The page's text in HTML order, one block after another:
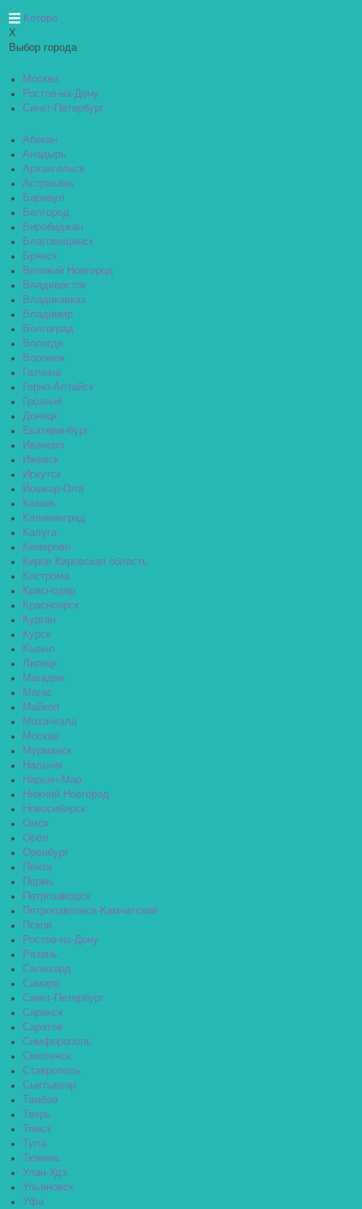
Котово
X
Выбор города
Москва
Ростов-на-Дону
Санкт-Петербург
Абакан
Анадырь
Архангельск
Астрахань
Барнаул
Белгород
Биробиджан
Благовещенск
Брянск
Великий Новгород
Владивосток
Владикавказ
Владимир
Волгоград
Вологда
Воронеж
Гатчина
Горно-Алтайск
Грозный
Донецк
Екатеринбург
Иваново
Ижевск
Иркутск
Йошкар-Ола
Казань
Калининград
Калуга
Кемерово
Киров Кировская область
Кострома
Краснодар
Красноярск
Курган
Курск
Кызыл
Липецк
Магадан
Магас
Майкоп
Махачкала
Москва
Мурманск
Нальчик
Нарьян-Мар
Нижний Новгород
Новосибирск
Омск
Орёл
Оренбург
Пенза
Пермь
Петрозаводск
Петропавловск-Камчатский
Псков
Ростов-на-Дону
Рязань
Салехард
Самара
Санкт-Петербург
Саранск
Саратов
Симферополь
Смоленск
Ставрополь
Сыктывкар
Тамбов
Тверь
Томск
Тула
Тюмень
Улан-Удэ
Ульяновск
Уфа